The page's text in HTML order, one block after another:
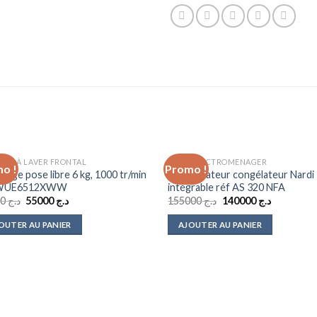
!
Add to
wishlist
À LAVER FRONTAL
pose libre 6 kg, 1000 tr/min
د.ج65000
Le
initial
était :
د.ج55000
Le
actuel
est :
AU PANIER
Promo !
GROS ELECTROMENAGER
Réfrigérateur congélateur Nardi
intégrable réf AS 320 NFA
د.ج155000
Le
initial
était :
د.ج140000
Le
AJOUTER AU PANIER